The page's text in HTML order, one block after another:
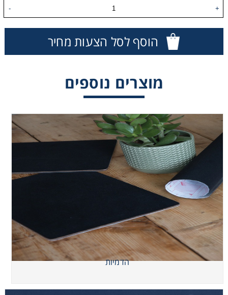
+
-
הוסף לסל הצעות מחיר
מוצרים נוספים
הדמיות
חומרי גלם לדפוס